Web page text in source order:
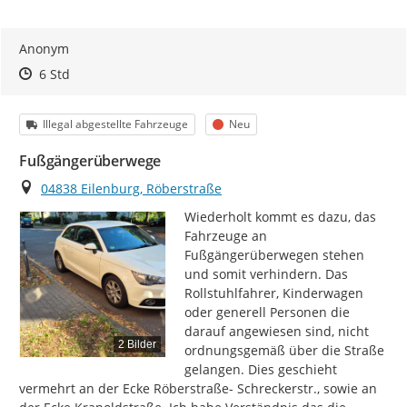
Anonym
Zeitpunkt des Erstellens
Zeitpunkt des Erstellens
6 StdZur Äußerung
Kategorie
Illegal abgestellte Fahrzeuge Status
Neu
Fußgängerüberwege
Ort
04838 Eilenburg, Röberstraße
2 Bilder
Wiederholt kommt es dazu, das
Fahrzeuge an
Fußgängerüberwegen stehen
und somit verhindern. Das
Rollstuhlfahrer, Kinderwagen
oder generell Personen die
darauf angewiesen sind, nicht
ordnungsgemäß über die Straße
gelangen. Dies geschieht
vermehrt an der Ecke Röberstraße- Schreckerstr., sowie an